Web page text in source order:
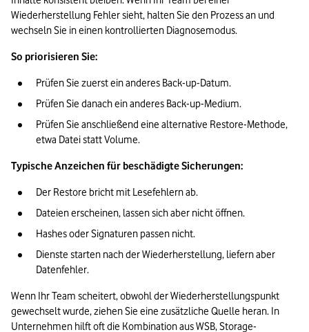
Wiederherstellung Fehler sieht, halten Sie den Prozess an und
wechseln Sie in einen kontrollierten Diagnosemodus.
So priorisieren Sie:
Prüfen Sie zuerst ein anderes Back-up-Datum.
Prüfen Sie danach ein anderes Back-up-Medium.
Prüfen Sie anschließend eine alternative Restore-Methode,
etwa Datei statt Volume.
Typische Anzeichen für beschädigte Sicherungen:
Der Restore bricht mit Lesefehlern ab.
Dateien erscheinen, lassen sich aber nicht öffnen.
Hashes oder Signaturen passen nicht.
Dienste starten nach der Wiederherstellung, liefern aber
Datenfehler.
Wenn Ihr Team scheitert, obwohl der Wiederherstellungspunkt
gewechselt wurde, ziehen Sie eine zusätzliche Quelle heran. In
Unternehmen hilft oft die Kombination aus WSB, Storage-